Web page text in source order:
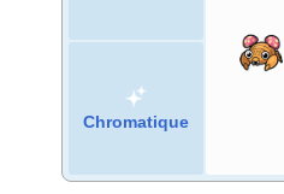
Chromatique